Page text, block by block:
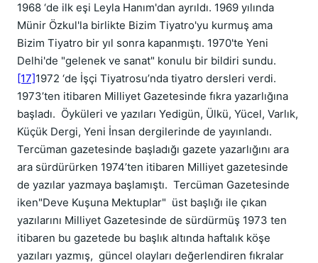
1968 ‘de ilk eşi Leyla Hanım'dan ayrıldı. 1969 yılında
Münir Özkul'la birlikte Bizim Tiyatro'yu kurmuş ama
Bizim Tiyatro bir yıl sonra kapanmıştı. 1970'te Yeni
Delhi'de "gelenek ve sanat" konulu bir bildiri sundu.
[17]1972 ‘de İşçi Tiyatrosu’nda tiyatro dersleri verdi.
1973’ten itibaren Milliyet Gazetesinde fıkra yazarlığına
başladı. Öyküleri ve yazıları Yedigün, Ülkü, Yücel, Varlık,
Küçük Dergi, Yeni İnsan dergilerinde de yayınlandı.
Tercüman gazetesinde başladığı gazete yazarlığını ara
ara sürdürürken 1974’ten itibaren Milliyet gazetesinde
de yazılar yazmaya başlamıştı. Tercüman Gazetesinde
iken"Deve Kuşuna Mektuplar" üst başlığı ile çıkan
yazılarını Milliyet Gazetesinde de sürdürmüş 1973 ten
itibaren bu gazetede bu başlık altında haftalık köşe
yazıları yazmış, güncel olayları değerlendiren fıkralar